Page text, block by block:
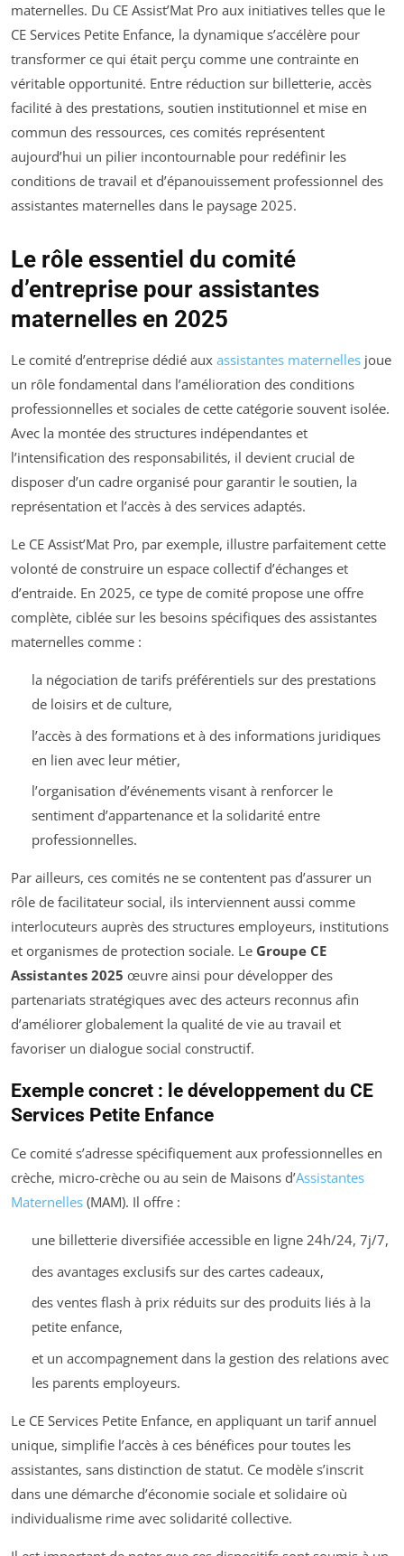
maternelles. Du CE Assist’Mat Pro aux initiatives telles que le
CE Services Petite Enfance, la dynamique s’accélère pour
transformer ce qui était perçu comme une contrainte en
véritable opportunité. Entre réduction sur billetterie, accès
facilité à des prestations, soutien institutionnel et mise en
commun des ressources, ces comités représentent
aujourd’hui un pilier incontournable pour redéfinir les
conditions de travail et d’épanouissement professionnel des
assistantes maternelles dans le paysage 2025.
Le rôle essentiel du comité
d’entreprise pour assistantes
maternelles en 2025
Le comité d’entreprise dédié aux assistantes maternelles joue
un rôle fondamental dans l’amélioration des conditions
professionnelles et sociales de cette catégorie souvent isolée.
Avec la montée des structures indépendantes et
l’intensification des responsabilités, il devient crucial de
disposer d’un cadre organisé pour garantir le soutien, la
représentation et l’accès à des services adaptés.
Le CE Assist’Mat Pro, par exemple, illustre parfaitement cette
volonté de construire un espace collectif d’échanges et
d’entraide. En 2025, ce type de comité propose une offre
complète, ciblée sur les besoins spécifiques des assistantes
maternelles comme :
la négociation de tarifs préférentiels sur des prestations
de loisirs et de culture,
l’accès à des formations et à des informations juridiques
en lien avec leur métier,
l’organisation d’événements visant à renforcer le
sentiment d’appartenance et la solidarité entre
professionnelles.
Par ailleurs, ces comités ne se contentent pas d’assurer un
rôle de facilitateur social, ils interviennent aussi comme
interlocuteurs auprès des structures employeurs, institutions
et organismes de protection sociale. Le Groupe CE
Assistantes 2025 œuvre ainsi pour développer des
partenariats stratégiques avec des acteurs reconnus afin
d’améliorer globalement la qualité de vie au travail et
favoriser un dialogue social constructif.
Exemple concret : le développement du CE
Services Petite Enfance
Ce comité s’adresse spécifiquement aux professionnelles en
crèche, micro-crèche ou au sein de Maisons d’Assistantes
Maternelles (MAM). Il offre :
une billetterie diversifiée accessible en ligne 24h/24, 7j/7,
des avantages exclusifs sur des cartes cadeaux,
des ventes flash à prix réduits sur des produits liés à la
petite enfance,
et un accompagnement dans la gestion des relations avec
les parents employeurs.
Le CE Services Petite Enfance, en appliquant un tarif annuel
unique, simplifie l’accès à ces bénéfices pour toutes les
assistantes, sans distinction de statut. Ce modèle s’inscrit
dans une démarche d’économie sociale et solidaire où
individualisme rime avec solidarité collective.